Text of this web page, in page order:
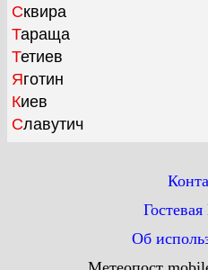
Сквира
Тараща
Тетиев
Яготин
Киев
Славутич
Об